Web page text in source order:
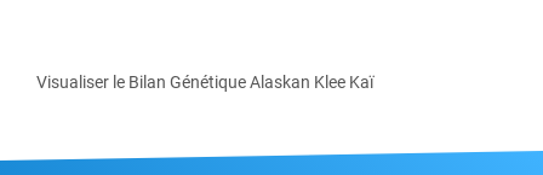
Visualiser le Bilan Génétique Alaskan Klee Kaï